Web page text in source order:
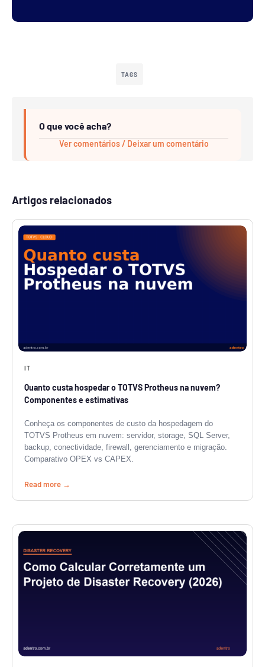
TAGS
O que você acha?
Ver comentários / Deixar um comentário
Artigos relacionados
IT
Quanto custa hospedar o TOTVS Protheus na nuvem?
Componentes e estimativas
Conheça os componentes de custo da hospedagem do
TOTVS Protheus em nuvem: servidor, storage, SQL Server,
backup, conectividade, firewall, gerenciamento e migração.
Comparativo OPEX vs CAPEX.
Read more